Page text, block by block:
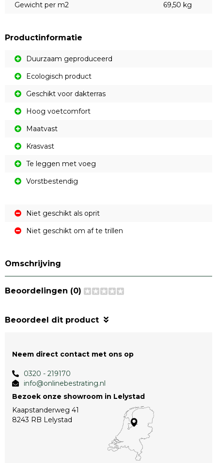
Gewicht per m2
69,50 kg
Productinformatie
Duurzaam geproduceerd
Ecologisch product
Geschikt voor dakterras
Hoog voetcomfort
Maatvast
Krasvast
Te leggen met voeg
Vorstbestendig
Niet geschikt als oprit
Niet geschikt om af te trillen
Omschrijving
Beoordelingen (0)
Beoordeel dit product
Neem direct contact met ons op
0320 - 219170
info@onlinebestrating.nl
Bezoek onze showroom in Lelystad
Kaapstanderweg 41
8243 RB Lelystad